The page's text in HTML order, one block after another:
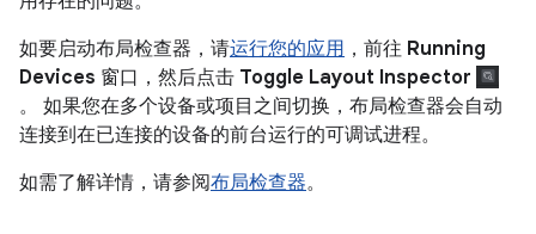
如要启动布局检查器，请运行您的应用 ，前往 Running
Devices 窗口，然后点击 Toggle Layout Inspector
。 如果您在多个设备或项目之间切换，布局检查器会自动
连接到在已连接的设备的前台运行的可调试进程。
如需了解详情，请参阅布局检查器。